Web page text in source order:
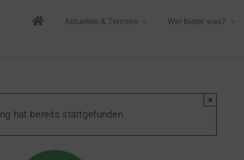
Aktuelles & Termine Wer bietet was?
hat bereits stattgefunden.
×